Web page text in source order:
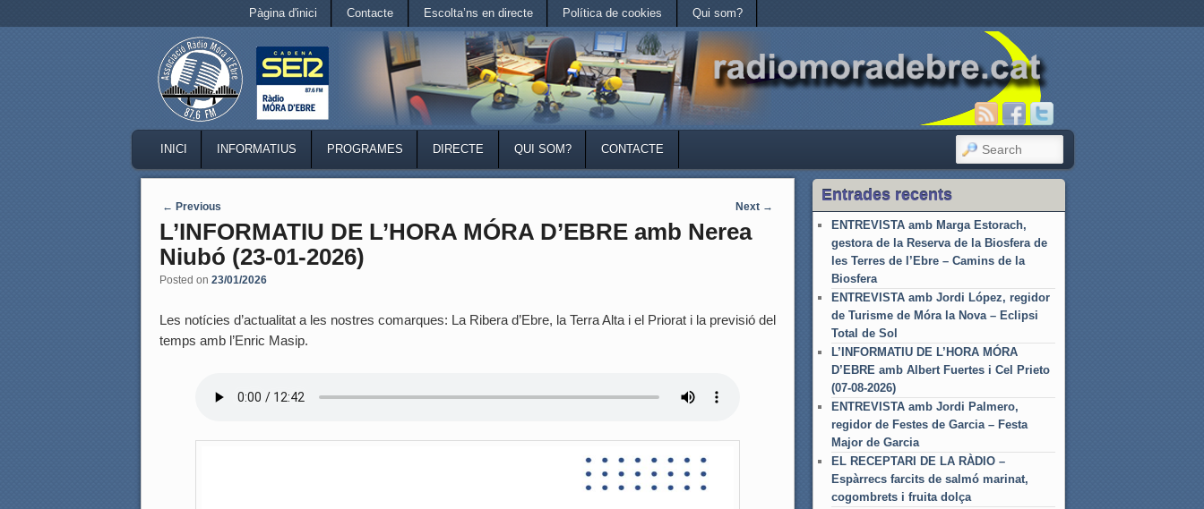
Pàgina d'inici Contacte Escolta’ns en directe Política de cookies Qui som?
MAIN MENU
SKIP TO PRIMARY CONTENT
SKIP TO SECONDARY CONTENT
INICI INFORMATIUS PROGRAMES DIRECTE QUI SOM? CONTACTE SEARCH
Post navigation
← Previous Next →
L’INFORMATIU DE L’HORA MÓRA D’EBRE amb Nerea
Niubó (23-01-2026)
Posted on 23/01/2026
Les notícies d’actualitat a les nostres comarques: La Ribera d’Ebre, la Terra Alta i el Priorat i la previsió del
temps amb l’Enric Masip.
Entrades recents
ENTREVISTA amb Marga Estorach,
gestora de la Reserva de la Biosfera de
les Terres de l’Ebre – Camins de la
Biosfera
ENTREVISTA amb Jordi López, regidor
de Turisme de Móra la Nova – Eclipsi
Total de Sol
L’INFORMATIU DE L’HORA MÓRA
D’EBRE amb Albert Fuertes i Cel Prieto
(07-08-2026)
ENTREVISTA amb Jordi Palmero,
regidor de Festes de Garcia – Festa
Major de Garcia
EL RECEPTARI DE LA RÀDIO –
Espàrrecs farcits de salmó marinat,
cogombrets i fruita dolça